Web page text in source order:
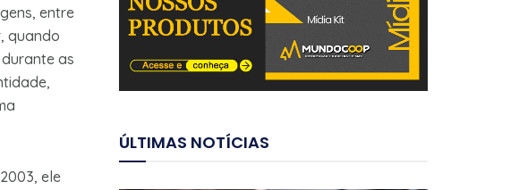
entre
quando
as
ele
ÚLTIMAS NOTÍCIAS